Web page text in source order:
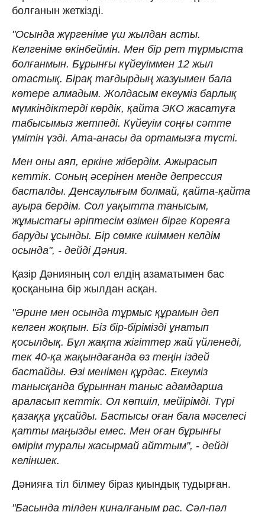
болғанын жеткізді.
"Осында жүргеніме үш жылдан асты.
Келгеніме өкінбеймін. Мен бір рет тұрмыста
болғанмын. Бұрынғы күйеуіммен 12 жыл
отастық. Бірақ тағдырдың жазуымен бала
көтере алмадым. Жолдасым екеуміз барлық
мүмкіндіктерді көрдік, қайта ЭКО жасатуға
табысымыз жетпеді. Күйеуім соңғы сәтте
үмітін үзді. Ата-анасы да ортамызға түсті.
Мен оны аяп, еркіне жібердім. Ажырасып
кеттік. Соның әсерінен менде депрессия
басталды. Денсаулығым болмай, қайта-қайта
ауыра бердім. Сол уақытта танысым,
жұмыстағы әріптесім өзімен бірге Кореяға
баруды ұсынды. Бір сөмке киіммен келдім
осында", - дейді Дәния.
Қазір Дәнияның сол елдің азаматымен бас
қосқанына бір жылдан асқан.
"Әрине мен осында тұрмыс құрамын деп
келген жоқпын. Біз бір-бірімізді ұнатып
қосылдық. Бұл жақта жігіттер жай үйленеді,
тек 40-қа жақындағанда өз теңін іздей
бастайды. Өзі менімен құрдас. Екеуміз
танысқанда бұрыннан таныс адамдарша
араласып кеттік. Ол көпшіл, мейірімді. Түрі
қазаққа ұқсайды. Бастысы оған бала мәселесі
қатты маңызды емес. Мен оған бұрынғы
өмірім туралы жасырмай айттым", - дейді
келіншек.
Дәнияға тіл білмеу біраз қиындық тудырған.
"Басында тілден қиналғаным рас. Сәл-пәл